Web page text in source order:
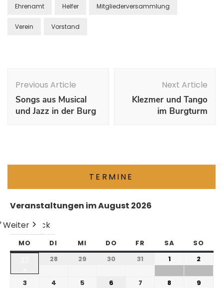
Ehrenamt Helfer Mitgliederversammlung
Verein Vorstand
Previous Article
Songs aus Musical
und Jazz in der Burg
Next Article
Klezmer und Tango
im Burgturm
TERMINE
Veranstaltungen im August 2026
Zurück
Heute
Weiter
MO DI MI DO FR SA SO
28 29 30 31 1 2
3 4 5 6 7 8
9